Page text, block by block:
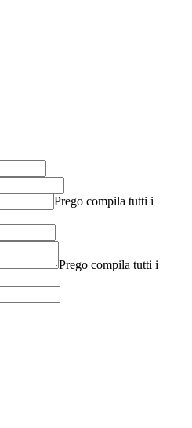
Prego compila tutti i
Prego compila tutti i